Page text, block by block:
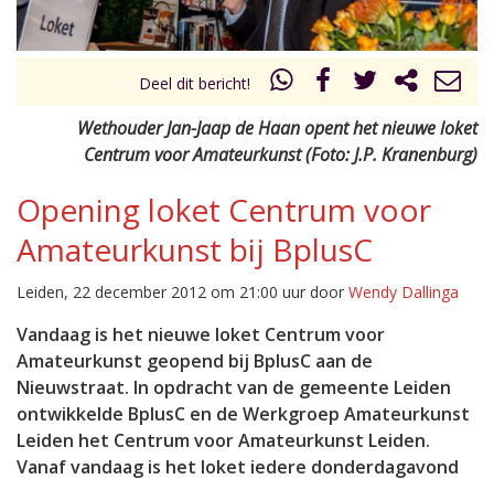
Deel dit bericht!
Wethouder Jan-Jaap de Haan opent het nieuwe loket
Centrum voor Amateurkunst (Foto: J.P. Kranenburg)
Opening loket Centrum voor
Amateurkunst bij BplusC
Leiden, 22 december 2012 om 21:00 uur door Wendy Dallinga
Vandaag is het nieuwe loket Centrum voor
Amateurkunst geopend bij BplusC aan de
Nieuwstraat. In opdracht van de gemeente Leiden
ontwikkelde BplusC en de Werkgroep Amateurkunst
Leiden het Centrum voor Amateurkunst Leiden.
Vanaf vandaag is het loket iedere donderdagavond